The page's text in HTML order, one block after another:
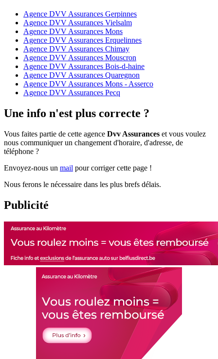
Agence DVV Assurances Gerpinnes
Agence DVV Assurances Vielsalm
Agence DVV Assurances Mons
Agence DVV Assurances Erquelinnes
Agence DVV Assurances Chimay
Agence DVV Assurances Mouscron
Agence DVV Assurances Bois-d-haine
Agence DVV Assurances Quaregnon
Agence DVV Assurances Mons - Asserco
Agence DVV Assurances Pecq
Une info n'est plus correcte ?
Vous faites partie de cette agence Dvv Assurances et vous voulez
nous communiquer un changement d'horaire, d'adresse, de
téléphone ?
Envoyez-nous un mail pour corriger cette page !
Nous ferons le nécessaire dans les plus brefs délais.
Publicité